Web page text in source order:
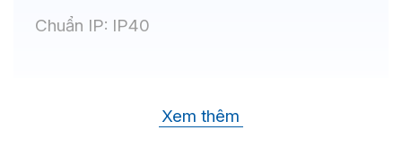
Chuẩn IP: IP40
OSRAM(GERMANY)
Xem thêm